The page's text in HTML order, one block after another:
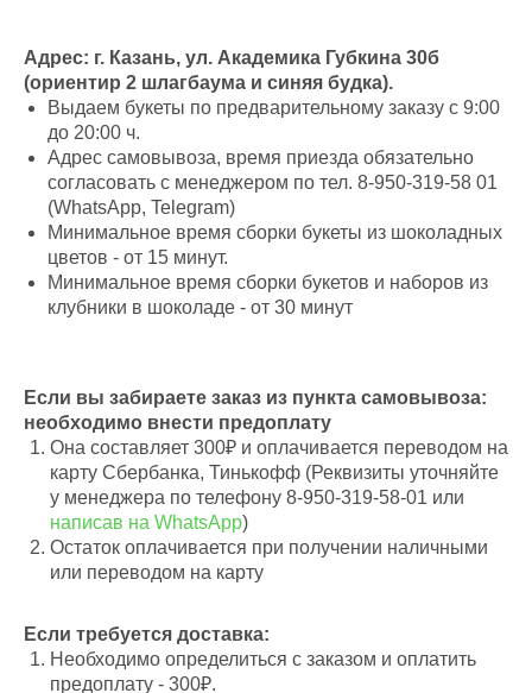
Адрес: г. Казань, ул. Академика Губкина 30б
(ориентир 2 шлагбаума и синяя будка).
Выдаем букеты по предварительному заказу с 9:00
до 20:00 ч.
Адрес самовывоза, время приезда обязательно
согласовать с менеджером по тел. 8-950-319-58 01
(WhatsApp, Telegram)
Минимальное время сборки букеты из шоколадных
цветов - от 15 минут.
Минимальное время сборки букетов и наборов из
клубники в шоколаде - от 30 минут
Если вы забираете заказ из пункта самовывоза:
необходимо внести предоплату
Она составляет 300₽ и оплачивается переводом на
карту Сбербанка, Тинькофф (Реквизиты уточняйте
у менеджера по телефону 8-950-319-58-01 или
написав на WhatsApp)
Остаток оплачивается при получении наличными
или переводом на карту
Если требуется доставка:
Необходимо определиться с заказом и оплатить
предоплату - 300₽.